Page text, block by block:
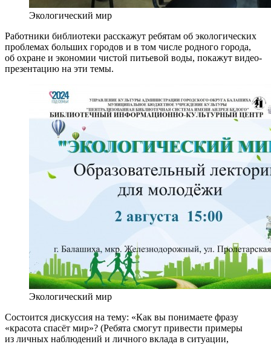
Экологический мир
Работники библиотеки расскажут ребятам об экологических
проблемах больших городов и в том числе родного города,
об охране и экономии чистой питьевой воды, покажут видео-
презентацию на эти темы.
Экологический мир
Состоится дискуссия на тему: «Как вы понимаете фразу
«красота спасёт мир»? (Ребята смогут привести примеры
из личных наблюдений и личного вклада в ситуации,